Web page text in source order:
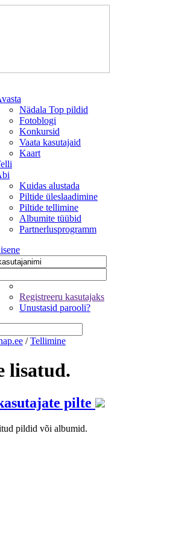
Nädala Top pildid
Fotoblogi
Konkursid
Vaata kasutajaid
Kaart
Kuidas alustada
Piltide üleslaadimine
Piltide tellimine
Albumite tüübid
Partnerlusprogramm
Registreeru kasutajaks
Unustasid parooli?
/ Tellimine
lisatud.
pilte
pildid või albumid.